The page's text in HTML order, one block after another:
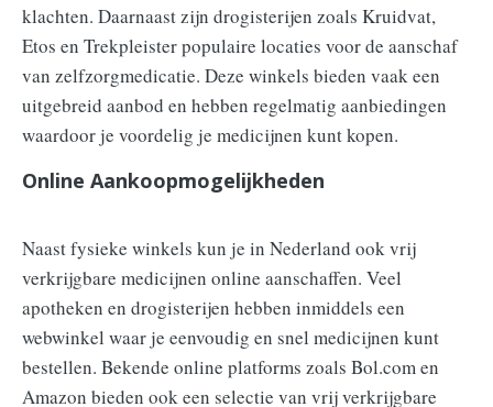
klachten. Daarnaast zijn drogisterijen zoals Kruidvat,
Etos en Trekpleister populaire locaties voor de aanschaf
van zelfzorgmedicatie. Deze winkels bieden vaak een
uitgebreid aanbod en hebben regelmatig aanbiedingen
waardoor je voordelig je medicijnen kunt kopen.
Online Aankoopmogelijkheden
Naast fysieke winkels kun je in Nederland ook vrij
verkrijgbare medicijnen online aanschaffen. Veel
apotheken en drogisterijen hebben inmiddels een
webwinkel waar je eenvoudig en snel medicijnen kunt
bestellen. Bekende online platforms zoals Bol.com en
Amazon bieden ook een selectie van vrij verkrijgbare